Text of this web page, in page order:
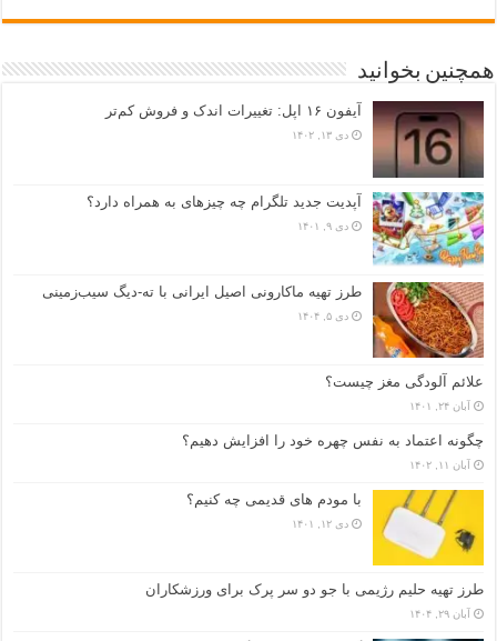
همچنین بخوانید
آیفون ۱۶ اپل: تغییرات اندک و فروش کم‌تر
دی ۱۳, ۱۴۰۲
آپدیت جدید تلگرام چه چیزهای به همراه دارد؟
دی ۹, ۱۴۰۱
طرز تهیه ماکارونی اصیل ایرانی با ته-دیگ سیب‌زمینی
دی ۵, ۱۴۰۴
علائم آلودگی مغز چیست؟
آبان ۲۴, ۱۴۰۱
چگونه اعتماد به نفس چهره خود را افزایش دهیم؟
آبان ۱۱, ۱۴۰۲
با مودم های قدیمی چه کنیم؟
دی ۱۲, ۱۴۰۱
طرز تهیه حلیم رژیمی با جو دو سر پرک برای ورزشکاران
آبان ۲۹, ۱۴۰۴